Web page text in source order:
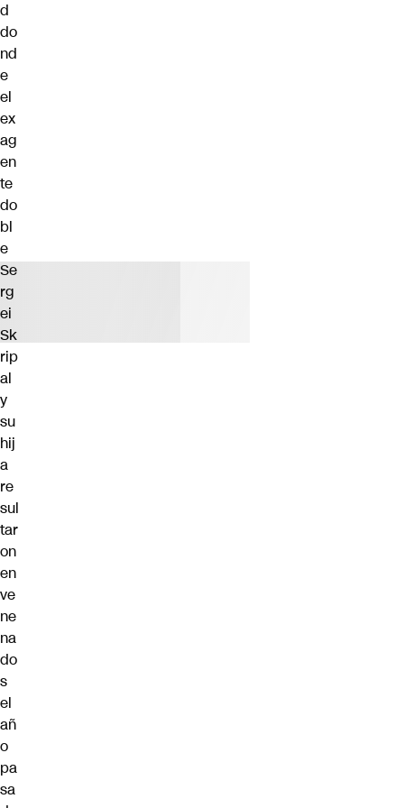
d
do
nd
e
el
ex
ag
en
te
do
bl
e
Se
rg
ei
Sk
rip
al
y
su
hij
a
re
sul
tar
on
en
ve
ne
na
do
s
el
añ
o
pa
sa